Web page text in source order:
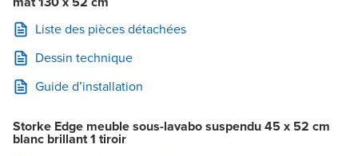
Liste des pièces détachées
Dessin technique
Guide d’installation
Storke Edge meuble sous-lavabo suspendu 45 x 52 cm
blanc brillant 1 tiroir